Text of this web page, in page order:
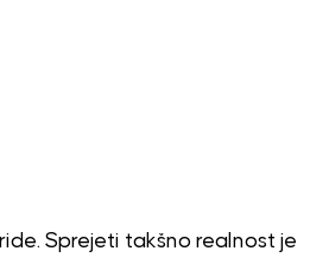
Sprejeti takšno realnost je